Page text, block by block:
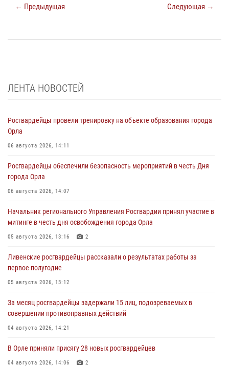
← Предыдущая Следующая →
ЛЕНТА НОВОСТЕЙ
Росгвардейцы провели тренировку на объекте образования города
Орла
06 августа 2026, 14:11
Росгвардейцы обеспечили безопасность мероприятий в честь Дня
города Орла
06 августа 2026, 14:07
Начальник регионального Управления Росгвардии принял участие в
митинге в честь дня освобождения города Орла
05 августа 2026, 13:16 2
Ливенские росгвардейцы рассказали о результатах работы за
первое полугодие
05 августа 2026, 13:12
За месяц росгвардейцы задержали 15 лиц, подозреваемых в
совершении противоправных действий
04 августа 2026, 14:21
В Орле приняли присягу 28 новых росгвардейцев
04 августа 2026, 14:06 2